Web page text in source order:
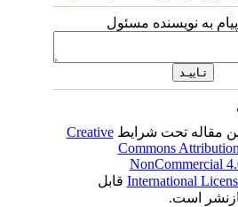
به نویسنده مسئول
مقاله تحت شرایطCreative
Commons
NonCommercial
Internationalقابل
است.